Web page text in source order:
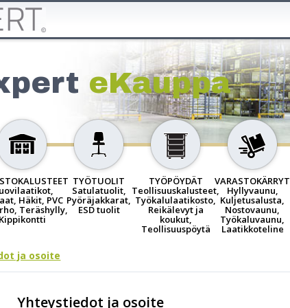
eKauppa
Häkit, PVC
Teräshylly,
Kippikontti
TYÖTUOLIT
Satulatuolit,
Pyöräjakkarat,
ESD tuolit
TYÖPÖYDÄT
Teollisuuskalusteet,
Työkalulaatikosto,
Reikälevyt ja
koukut,
Teollisuuspöytä
VARASTOKÄRRYT
Hyllyvaunu,
Kuljetusalusta,
Nostovaunu,
Työkaluvaunu,
Laatikkoteline
ja osoite
Yhteystiedot ja osoite